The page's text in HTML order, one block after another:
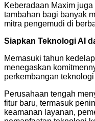
Keberadaan Maxim
tambahan bagi banyak
mitra pengemudi di
Siapkan Teknologi AI
Memasuki tahun
menegaskan
perkembangan
Perusahaan tengah
fitur baru, termasuk
keamanan layanan,